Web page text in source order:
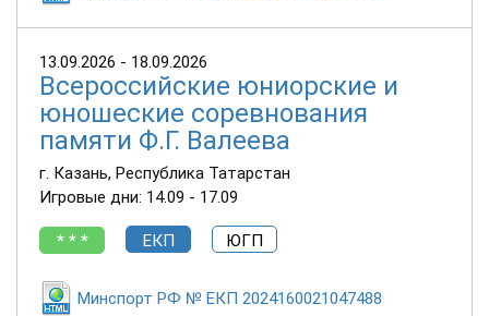
13.09.2026 - 18.09.2026
Всероссийские юниорские и
юношеские соревнования
памяти Ф.Г. Валеева
г. Казань, Республика Татарстан
Игровые дни: 14.09 - 17.09
* * * ЕКП ЮГП
Минспорт РФ № ЕКП 2024160021047488